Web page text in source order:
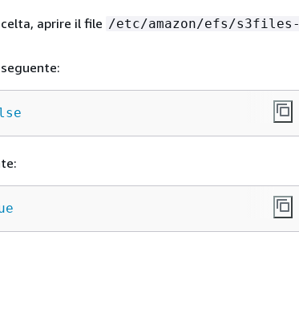
aprire il file /etc/amazon/efs/s3files-